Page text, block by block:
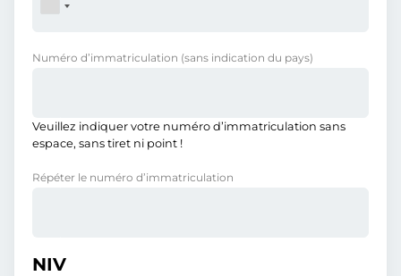
Numéro d’immatriculation (sans indication du pays)
Veuillez indiquer votre numéro d’immatriculation sans
espace, sans tiret ni point !
Répéter le numéro d’immatriculation
NIV